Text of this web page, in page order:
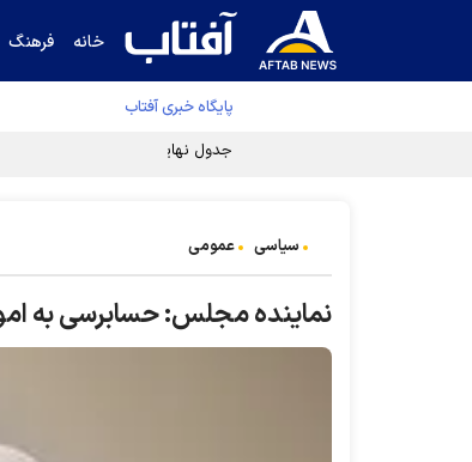
خانه فرهنگ
پایگاه خبری آفتاب
جدول نهایی لیگ برتر فوتبال پس از
سیاسی عمومی
نماینده مجلس: حسابرسی به